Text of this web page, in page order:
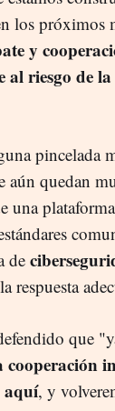
los próximos
y
al riesgo de
pincelada
aún quedan
una
de
respuesta
que
cooperación
aquí, y